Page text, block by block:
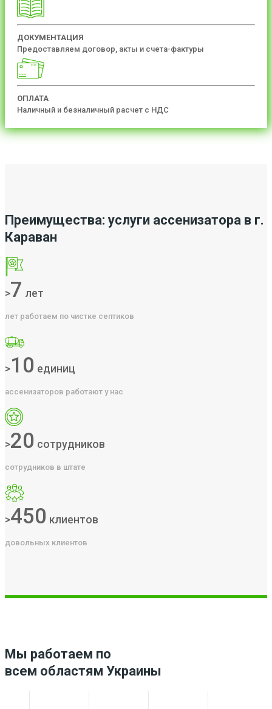
ДОКУМЕНТАЦИЯ
Предоставляем договор, акты и счета-фактуры
ОПЛАТА
Наличный и безналичный расчет с НДС
Преимущества: услуги ассенизатора в г.
Караван
>7 лет
лет работаем по чистке септиков
>10 единиц
ассенизаторов работают у нас
>20 сотрудников
сотрудников в штате
>450 клиентов
довольных клиентов
Мы работаем по
всем областям Украины